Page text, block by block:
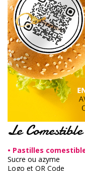
Le Comestible
• Pastilles
Sucre ou azyme
Logo et QR Code